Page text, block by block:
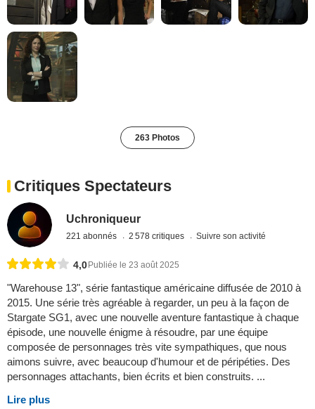
263 Photos
Critiques Spectateurs
Uchroniqueur
221 abonnés 2 578 critiques Suivre son activité
4,0 Publiée le 23 août 2025
"Warehouse 13", série fantastique américaine diffusée de 2010 à
2015. Une série très agréable à regarder, un peu à la façon de
Stargate SG1, avec une nouvelle aventure fantastique à chaque
épisode, une nouvelle énigme à résoudre, par une équipe
composée de personnages très vite sympathiques, que nous
aimons suivre, avec beaucoup d'humour et de péripéties. Des
personnages attachants, bien écrits et bien construits. ...
Lire plus